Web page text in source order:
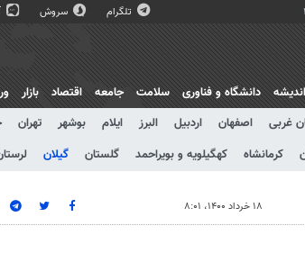
تلگرام سروش
دانشگاه و فناوری سلامت جامعه اقتصاد بازار
غربی اصفهان اردبیل البرز ایلام بوشهر تهران
کرمانشاه کهگیلویه و بویراحمد گلستان گیلان
۱۸ خرداد ۱۴۰۰، ۸:۰۱